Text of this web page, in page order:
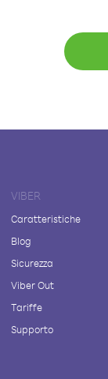
VIBER
Caratteristiche
Blog
Sicurezza
Viber Out
Tariffe
Supporto